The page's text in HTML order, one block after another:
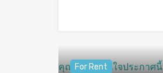
คุณอาจจะสนใจประกาศนี้
For Rent